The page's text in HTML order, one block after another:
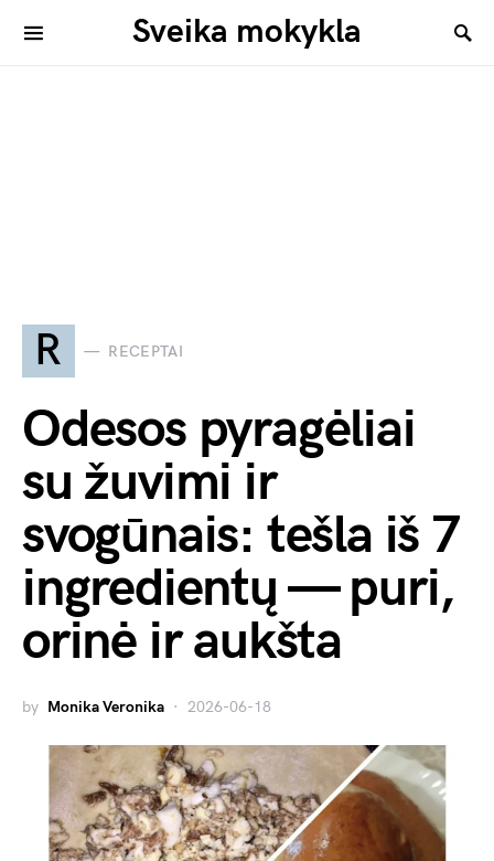
Sveika mokykla
R RECEPTAI
Odesos pyragėliai
su žuvimi ir
svogūnais: tešla iš 7
ingredientų — puri,
orinė ir aukšta
by Monika Veronika 2026-06-18